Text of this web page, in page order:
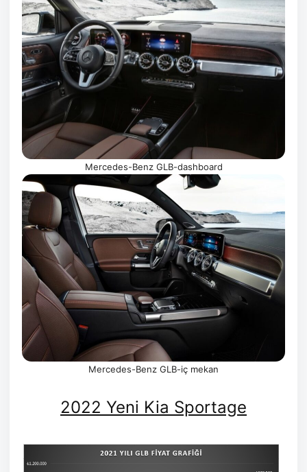
Mercedes-Benz GLB-dashboard
Mercedes-Benz GLB-iç mekan
2022 Yeni Kia Sportage